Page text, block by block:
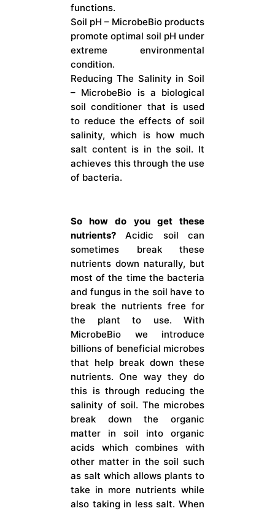
functions.
Soil pH – MicrobeBio products
promote optimal soil pH under
extreme environmental
condition.
Reducing The Salinity in Soil
– MicrobeBio is a biological
soil conditioner that is used
to reduce the effects of soil
salinity, which is how much
salt content is in the soil. It
achieves this through the use
of bacteria.
So how do you get these
nutrients? Acidic soil can
sometimes break these
nutrients down naturally, but
most of the time the bacteria
and fungus in the soil have to
break the nutrients free for
the plant to use. With
MicrobeBio we introduce
billions of beneficial microbes
that help break down these
nutrients. One way they do
this is through reducing the
salinity of soil. The microbes
break down the organic
matter in soil into organic
acids which combines with
other matter in the soil such
as salt which allows plants to
take in more nutrients while
also taking in less salt. When